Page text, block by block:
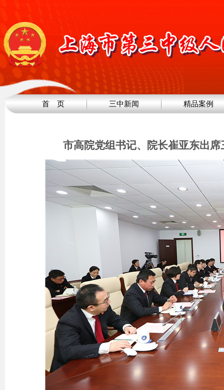
首 页 三中新闻 精品案例
市高院党组书记、院长崔亚东出